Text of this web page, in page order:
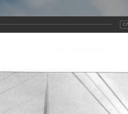
Земли
создан по благословлению
и Холмогорского